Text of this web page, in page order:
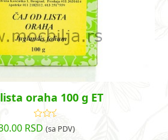
oraha 100 g ET
Ocenjeno
sa5.00od
RSD (sa PDV)